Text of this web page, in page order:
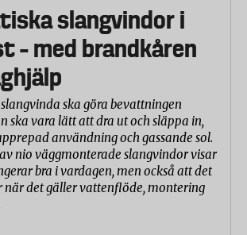
slangvindor i
– med brandkåren
ska göra bevattningen
ska vara lätt att dra ut och släppa in,
användning och gassande sol.
nio väggmonterade slangvindor visar
bra i vardagen, men också att det
när det gäller vattenflöde, montering